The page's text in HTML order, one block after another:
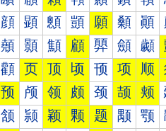
顔 顕 顖 顗 願 顙 顚
顤 顥 顦 顧 顨 顩 顪
顴 页 顶 顷 顸 项 顺
预 颅 领 颇 颈 颉 颊
颔 颕 颖 颗 题 颙 颚